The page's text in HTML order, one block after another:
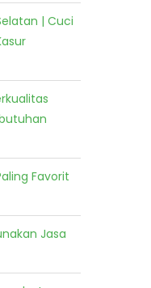
| Cuci
Favorit
Jasa